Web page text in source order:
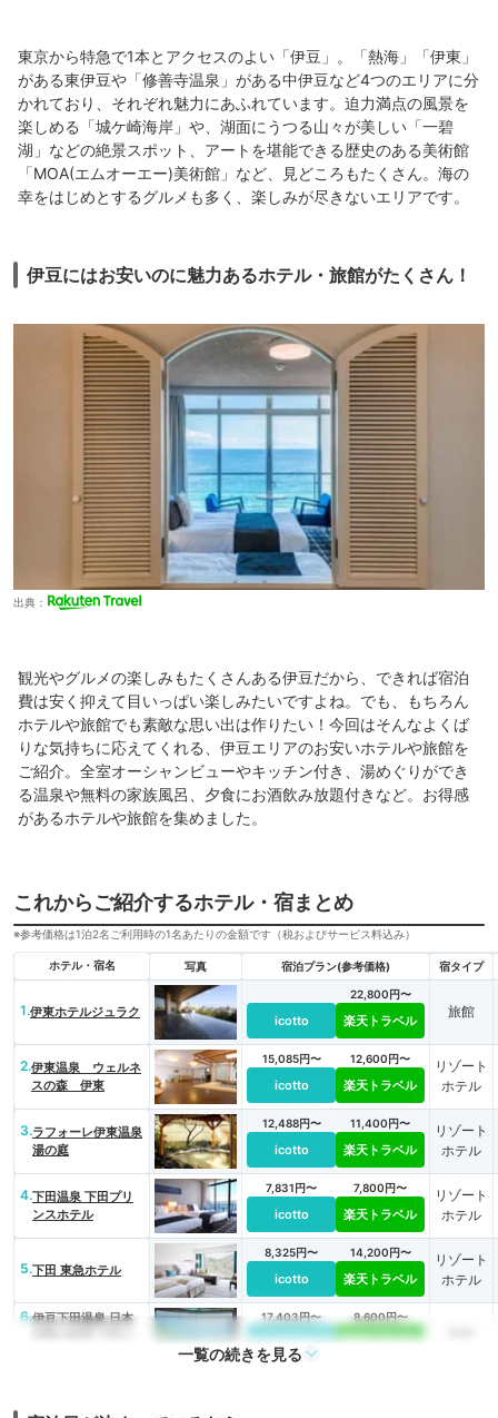
東京から特急で1本とアクセスのよい「伊豆」。「熱海」「伊東」
がある東伊豆や「修善寺温泉」がある中伊豆など4つのエリアに分
かれており、それぞれ魅力にあふれています。迫力満点の風景を
楽しめる「城ケ崎海岸」や、湖面にうつる山々が美しい「一碧
湖」などの絶景スポット、アートを堪能できる歴史のある美術館
「MOA(エムオーエー)美術館」など、見どころもたくさん。海の
幸をはじめとするグルメも多く、楽しみが尽きないエリアです。
伊豆にはお安いのに魅力あるホテル・旅館がたくさん！
出典：
観光やグルメの楽しみもたくさんある伊豆だから、できれば宿泊
費は安く抑えて目いっぱい楽しみたいですよね。でも、もちろん
ホテルや旅館でも素敵な思い出は作りたい！今回はそんなよくば
りな気持ちに応えてくれる、伊豆エリアのお安いホテルや旅館を
ご紹介。全室オーシャンビューやキッチン付き、湯めぐりができ
る温泉や無料の家族風呂、夕食にお酒飲み放題付きなど。お得感
があるホテルや旅館を集めました。
これからご紹介するホテル・宿まとめ
※参考価格は1泊2名ご利用時の1名あたりの金額です（税およびサービス料込み）
ホテル・宿名 写真 宿泊プラン(参考価格) 宿タイプ
1.伊東ホテルジュラク
icotto
22,800円〜
楽天トラベル
旅館
2.伊東温泉 ウェルネ
スの森 伊東
15,085円〜
icotto
12,600円〜
楽天トラベル
リゾート
ホテル
3.ラフォーレ伊東温泉
湯の庭
12,488円〜
icotto
11,400円〜
楽天トラベル
リゾート
ホテル
4.下田温泉 下田プリ
ンスホテル
7,831円〜
icotto
7,800円〜
楽天トラベル
リゾート
ホテル
5.下田 東急ホテル
8,325円〜
icotto
14,200円〜
楽天トラベル
リゾート
ホテル
6.伊豆下田温泉 日本
有数の絶景 下田ビ
17,403円〜
icotto
8,600円〜
楽天トラベル
一覧の続きを見る